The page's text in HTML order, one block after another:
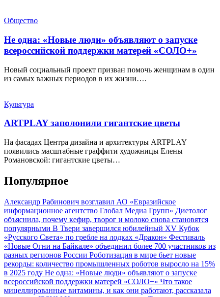
Общество
Не одна: «Новые люди» объявляют о запуске
всероссийской поддержки матерей «СОЛО+»
Новый социальный проект призван помочь женщинам в один
из самых важных периодов в их жизни….
Культура
ARTPLAY заполонили гигантские цветы
На фасадах Центра дизайна и архитектуры ARTPLAY
появились масштабные граффити художницы Елены
Романовской: гигантские цветы…
Популярное
Александр Рабинович возглавил АО «Евразийское
информационное агентство Глобал Медиа Групп» Диетолог
объяснила, почему кефир, творог и молоко снова становятся
популярными В Твери завершился юбилейный XV Кубок
«Русского Света» по гребле на лодках «Дракон» Фестиваль
«Новые Огни на Байкале» объединил более 700 участников из
разных регионов России Роботизация в мире бьет новые
рекорды: количество промышленных роботов выросло на 15%
в 2025 году Не одна: «Новые люди» объявляют о запуске
всероссийской поддержки матерей «СОЛО+» Что такое
мицеллированные витамины, и как они работают, рассказала